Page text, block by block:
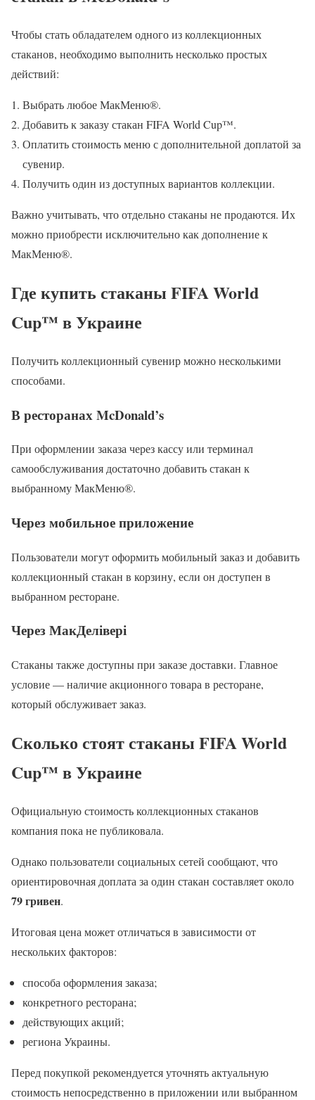
Чтобы стать обладателем одного из коллекционных
стаканов, необходимо выполнить несколько простых
действий:
Выбрать любое МакМеню®.
Добавить к заказу стакан FIFA World Cup™.
Оплатить стоимость меню с дополнительной доплатой за
сувенир.
Получить один из доступных вариантов коллекции.
Важно учитывать, что отдельно стаканы не продаются. Их
можно приобрести исключительно как дополнение к
МакМеню®.
Где купить стаканы FIFA World
Cup™ в Украине
Получить коллекционный сувенир можно несколькими
способами.
В ресторанах McDonald’s
При оформлении заказа через кассу или терминал
самообслуживания достаточно добавить стакан к
выбранному МакМеню®.
Через мобильное приложение
Пользователи могут оформить мобильный заказ и добавить
коллекционный стакан в корзину, если он доступен в
выбранном ресторане.
Через МакДелівері
Стаканы также доступны при заказе доставки. Главное
условие — наличие акционного товара в ресторане,
который обслуживает заказ.
Сколько стоят стаканы FIFA World
Cup™ в Украине
Официальную стоимость коллекционных стаканов
компания пока не публиковала.
Однако пользователи социальных сетей сообщают, что
ориентировочная доплата за один стакан составляет около
79 гривен.
Итоговая цена может отличаться в зависимости от
нескольких факторов:
способа оформления заказа;
конкретного ресторана;
действующих акций;
региона Украины.
Перед покупкой рекомендуется уточнять актуальную
стоимость непосредственно в приложении или выбранном